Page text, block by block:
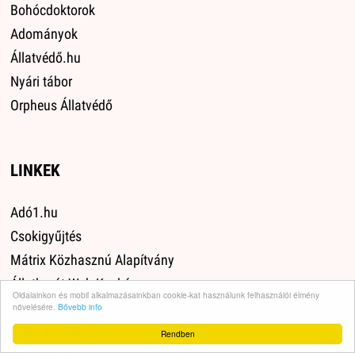
Rendben
Oldalainkon és mobil alkalmazásainkban cookie-kat használunk felhasználói élmény
növelésére. Bővebb info
Bohócdoktorok
Adományok
Állatvédő.hu
Nyári tábor
Orpheus Állatvédő
LINKEK
Adó1.hu
Csokigyűjtés
Mátrix Közhasznú Alapítvány
Állatbarát Web Kuckó
13636
Adó 1% kisokos